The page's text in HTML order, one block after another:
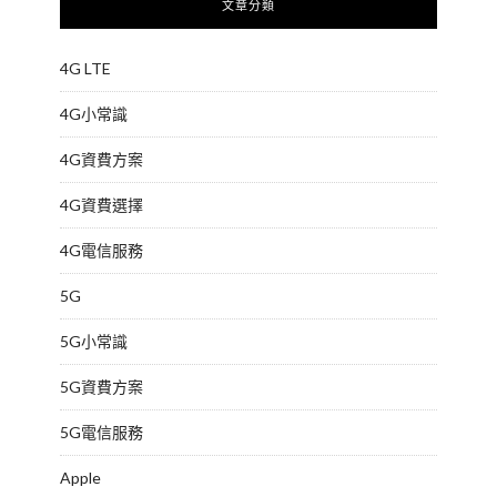
文章分類
4G LTE
4G小常識
4G資費方案
4G資費選擇
4G電信服務
5G
5G小常識
5G資費方案
5G電信服務
Apple